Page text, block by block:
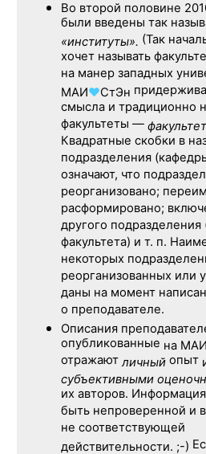
Во второй половине
были введены так
«институты». (Так
хочет называть
на манер западных
МАИ♥СтЭн
смысла и традиционно
факультеты —
Квадратные скобки в
подразделения
означают, что
реорганизовано;
расформировано;
другого
факультета) и т. п.
некоторых
реорганизованных или
даны на момент
о преподавателе.
Описания
опубликованные на МАИ
отражаютличный опыт
субъективными
их авторов.
быть непроверенной и
не соответствующей
действительности. ;-)